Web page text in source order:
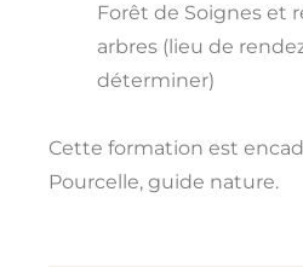
Forêt de Soignes et
arbres (lieu de
déterminer)
Cette formation est
Pourcelle, guide nature.